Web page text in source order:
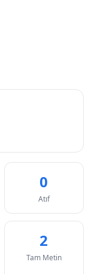
0
Atıf
2
Tam Metin